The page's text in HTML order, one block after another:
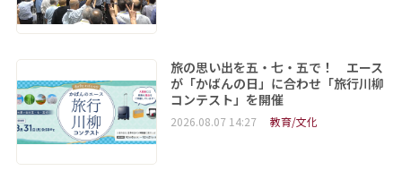
旅の思い出を五・七・五で！ エース
が「かばんの日」に合わせ「旅行川柳
コンテスト」を開催
2026.08.07 14:27 教育/文化